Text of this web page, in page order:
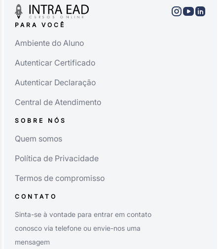
PARA VOCÊ
Ambiente do Aluno
Autenticar Certificado
Autenticar Declaração
Central de Atendimento
SOBRE NÓS
Quem somos
Política de Privacidade
Termos de compromisso
CONTATO
Sinta-se à vontade para entrar em contato
conosco via telefone ou envie-nos uma
mensagem